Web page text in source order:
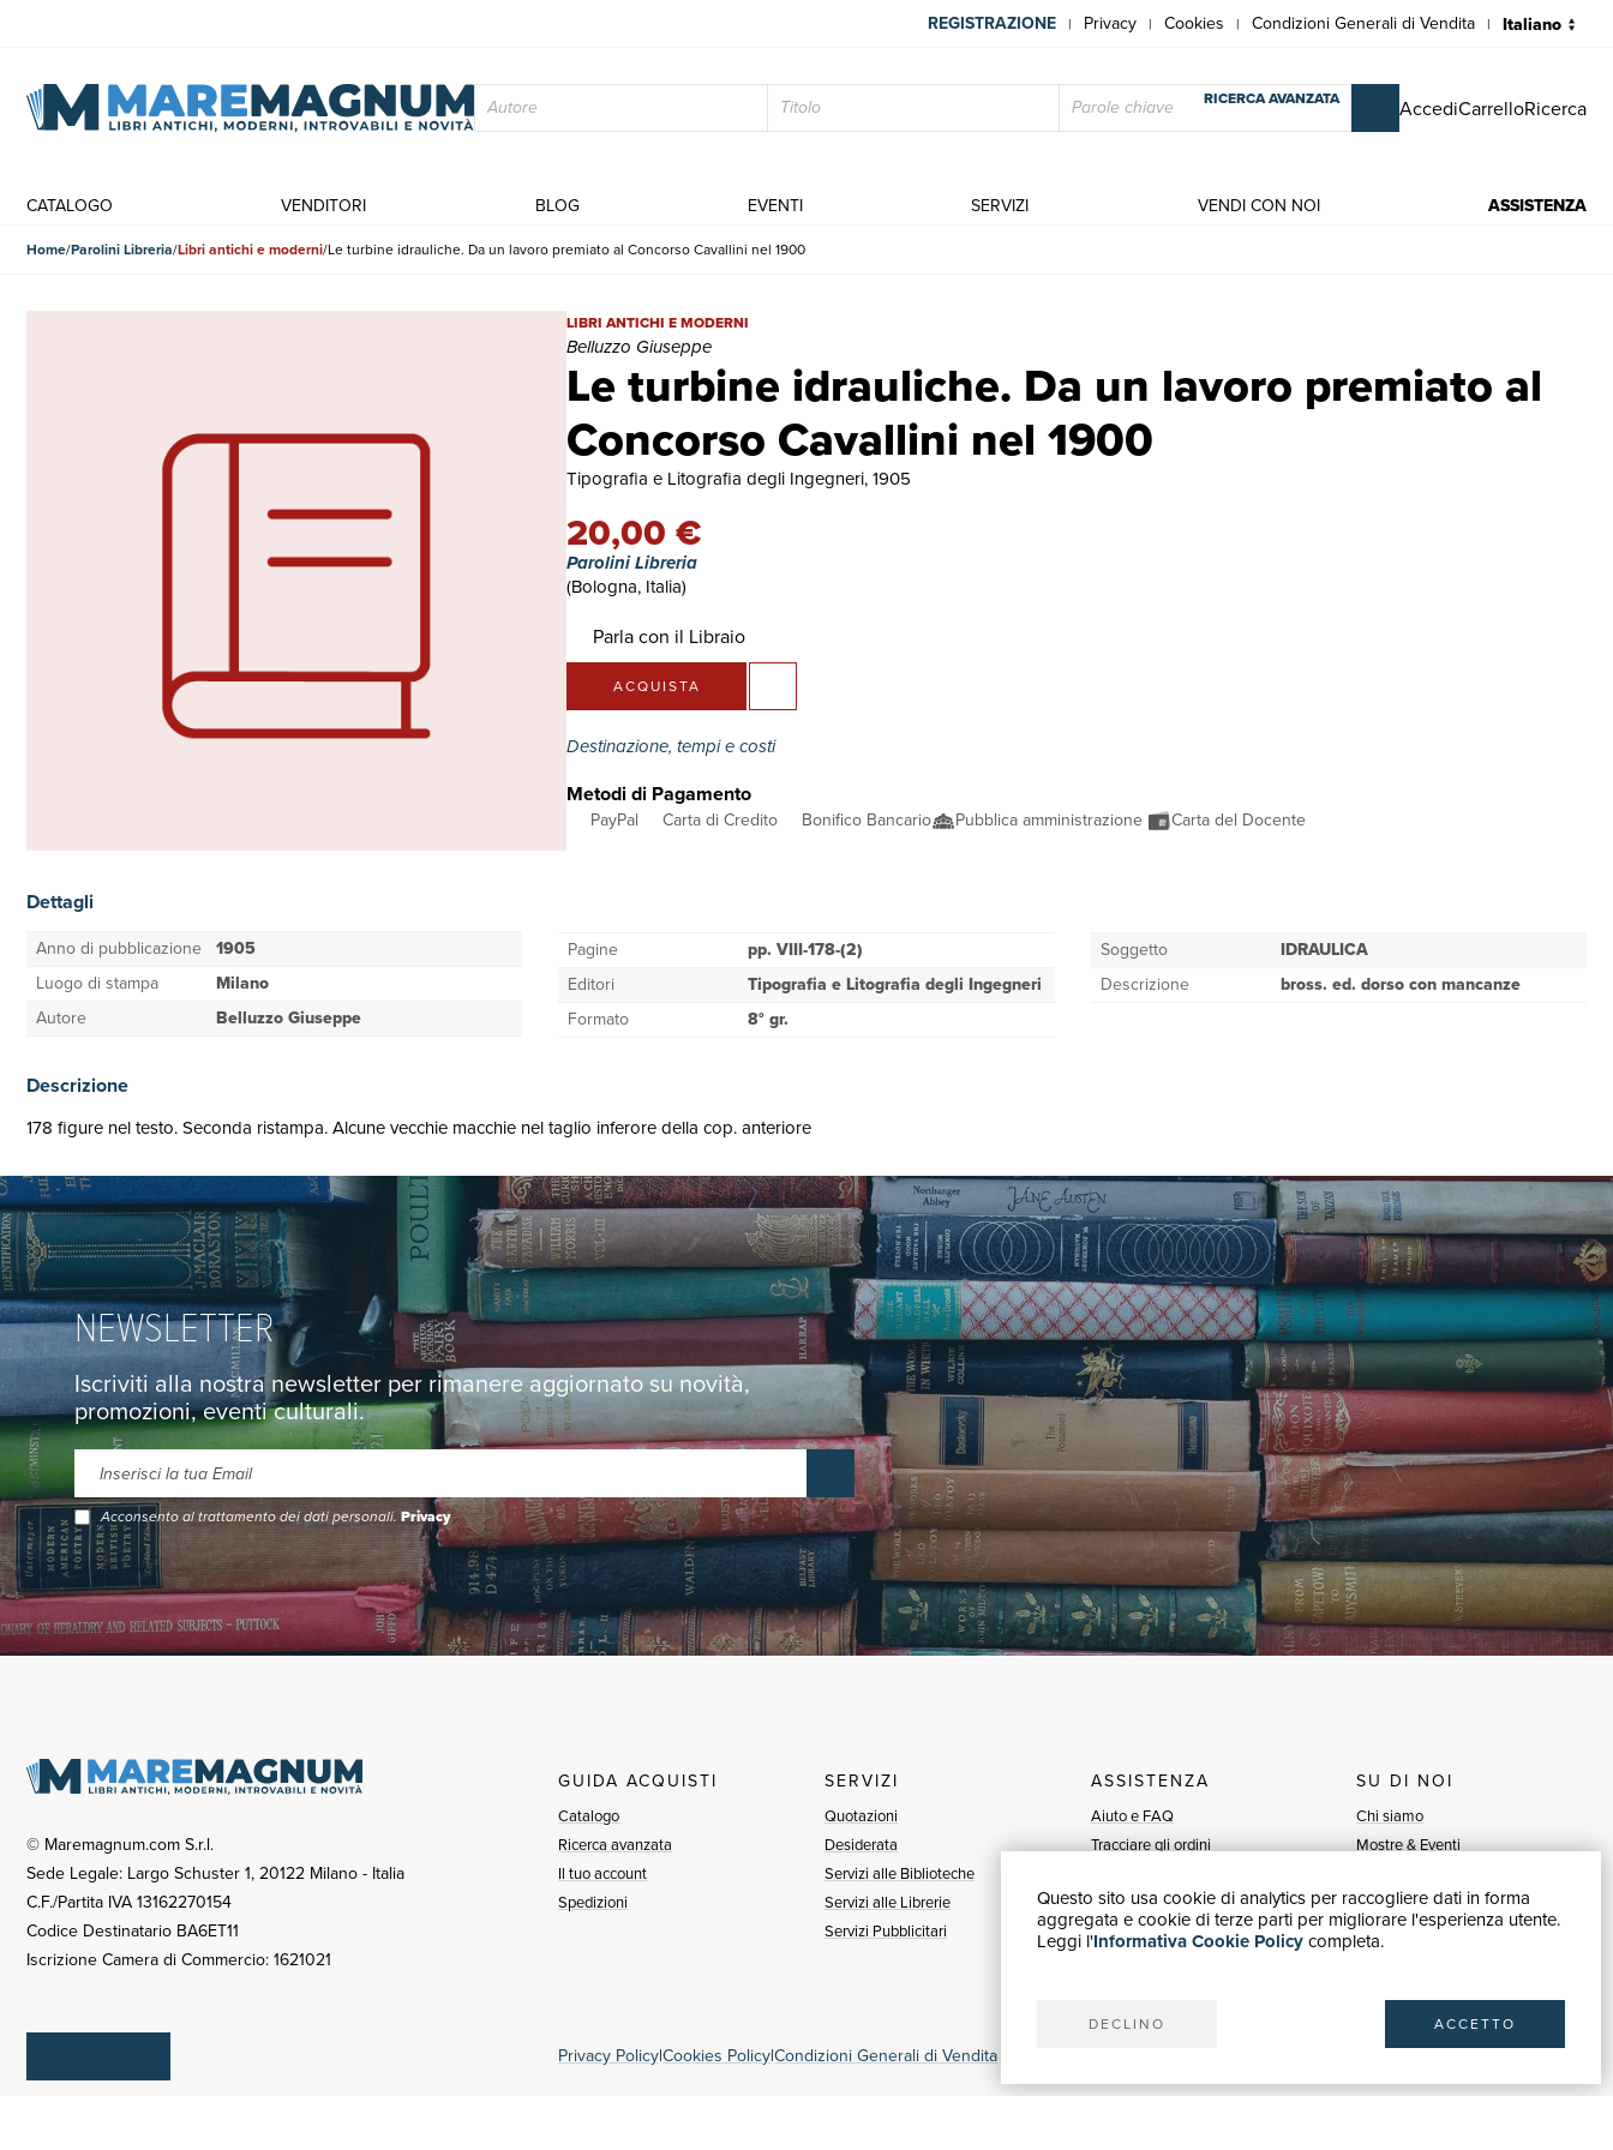
Questo sito usa cookie di analytics per raccogliere dati in forma
aggregata e cookie di terze parti per migliorare l'esperienza utente.
Leggi l'Informativa Cookie Policycompleta.
DECLINO ACCETTO
REGISTRAZIONE | Privacy | Cookies | Condizioni Generali di Vendita |
RICERCA AVANZATA AccediCarrelloRicerca
CATALOGO VENDITORI BLOG EVENTI SERVIZI VENDI CON NOI ASSISTENZA
Home Parolini Libreria Libri antichi e moderni Le turbine idrauliche. Da un lavoro premiato al Concorso Cavallini nel 1900
Le turbine idrauliche. Da un lavoro premiato al
Concorso Cavallini nel 1900
Le turbine idrauliche. Da un lavoro premiato al Concorso Cavallini nel 1900 | Libri antichi e moderni | Belluzzo Giuseppe
LIBRI ANTICHI E MODERNI
Belluzzo Giuseppe
Tipografia e Litografia degli Ingegneri, 1905
20,00 €
Parolini Libreria
(Bologna, Italia)
Parla con il Libraio
ACQUISTA
Destinazione, tempi e costi
Metodi di Pagamento
PayPal Carta di Credito Bonifico Bancario Pubblica amministrazione Carta del Docente
Dettagli
Anno di pubblicazione 1905
Luogo di stampa
Milano
Autore
Belluzzo Giuseppe
Pagine
pp. VIII-178-(2)
Editori
Tipografia e Litografia degli Ingegneri
Formato
8° gr.
Soggetto
IDRAULICA
Descrizione
bross. ed. dorso con mancanze
Descrizione
178 figure nel testo. Seconda ristampa. Alcune vecchie macchie nel taglio inferore della cop. anteriore
NEWSLETTER
Iscriviti alla nostra newsletter per rimanere aggiornato su novità,
promozioni, eventi culturali.
Acconsento al trattamento dei dati personali.Privacy
© Maremagnum.com S.r.l.
Sede Legale: Largo Schuster 1, 20122 Milano - Italia
C.F./Partita IVA 13162270154
Codice Destinatario BA6ET11
Iscrizione Camera di Commercio: 1621021
GUIDA ACQUISTI
Catalogo
Ricerca avanzata
Il tuo account
Spedizioni
SERVIZI
Quotazioni
Desiderata
Servizi alle Biblioteche
Servizi alle Librerie
Servizi Pubblicitari
ASSISTENZA
Aiuto e FAQ
Tracciare gli ordini
Fatturazione
Carta del Docente / 18App
SU DI NOI
Chi siamo
Mostre & Eventi
Blog
Vendi con noi
Privacy Policy|Cookies Policy|Condizioni Generali di Vendita